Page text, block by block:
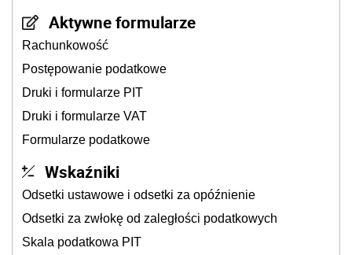
Aktywne formularze
Rachunkowość
Postępowanie podatkowe
Druki i formularze PIT
Druki i formularze VAT
Formularze podatkowe
Wskaźniki
Odsetki ustawowe i odsetki za opóźnienie
Odsetki za zwłokę od zaległości podatkowych
Skala podatkowa PIT